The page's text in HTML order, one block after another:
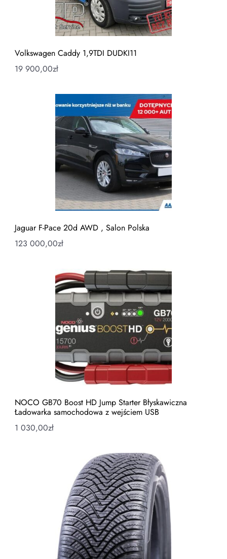
Volkswagen Caddy 1,9TDI DUDKI11
19 900,00zł
Jaguar F-Pace 20d AWD , Salon Polska
123 000,00zł
NOCO GB70 Boost HD Jump Starter Błyskawiczna
Ładowarka samochodowa z wejściem USB
1 030,00zł